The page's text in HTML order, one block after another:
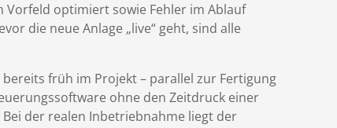
optimiert sowie Fehler im Ablauf
die neue Anlage „live“ geht, sind alle
früh im Projekt – parallel zur Fertigung
ohne den Zeitdruck einer
der realen Inbetriebnahme liegt der